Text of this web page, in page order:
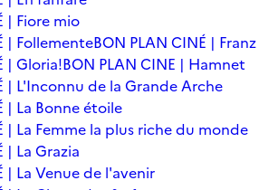
| Fiore mio
| FollementeBON PLAN CINÉ | Franz
| Gloria!BON PLAN CINE | Hamnet
| L'Inconnu de la Grande Arche
| La Bonne étoile
| La Femme la plus riche du monde
| La Grazia
| La Venue de l'avenir